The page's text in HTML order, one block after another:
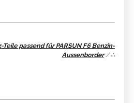
passend für PARSUN F6 Benzin-
Aussenborder/∴